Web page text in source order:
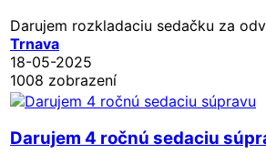
Darujem rozkladaciu sedačku za
Trnava
18-05-2025
1008 zobrazení
Darujem 4 ročnú sedaciu